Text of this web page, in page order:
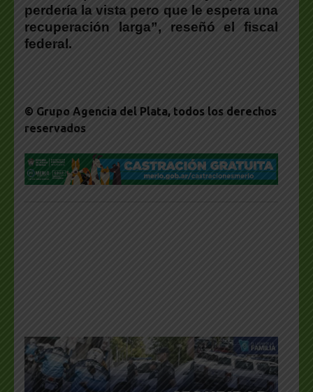
perdería la vista pero que le espera una
recuperación larga”, reseñó el fiscal
federal.
© Grupo Agencia del Plata, todos los derechos
reservados